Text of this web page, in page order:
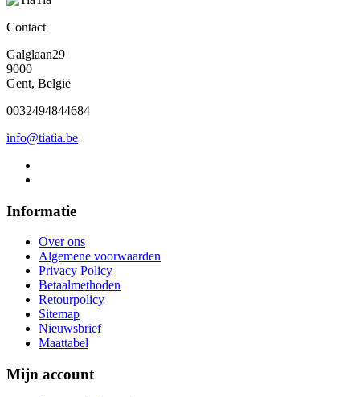
Contact
Galglaan29
9000
Gent, België
0032494844684
info@tiatia.be
Informatie
Over ons
Algemene voorwaarden
Privacy Policy
Betaalmethoden
Retourpolicy
Sitemap
Nieuwsbrief
Maattabel
Mijn account